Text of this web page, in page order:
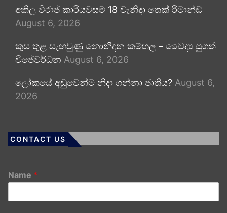
අකිල විරාජ් කාරියවසම් 18 වැනිදා තෙක් රිමාන්ඩ්
August 6, 2026
කුස තුළ සැඟවුණු නොනිදන කම්හල – වෛද්‍ය සුගත්
විජේවර්ධන August 6, 2026
ලෝකයේ අඩුවෙන්ම නිදා ගන්නා ජාතිය? August 6,
2026
CONTACT US
Name *